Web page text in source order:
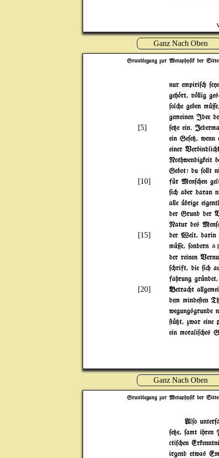
Ganz Nach Oben
Grundlegung zur Metaphy$ik der
nur empiri$"
geh~rt, v~}ig
$ol"e geben
gemeinen Idee
[5]
$e{e ein.
ein Ge$e{,
einer
Nothwendigkeit
Gebot: du $o}t
[10]
f|r Men$"en
$i" aber daran
a}e |brige
der Grund der
Natur des
[15]
der Welt, darin
m|=e, $ondern a
der reinen
$"rift, die $i"
fahrung gr|ndet,
[20]
Betra"t
dem minde@en
@|{t, zwar eine
ein morali$"es
Ganz Nach Oben
Grundlegung zur Metaphy$ik der
Al$o
$e{e, $amt
cti$"en
irgend etwas